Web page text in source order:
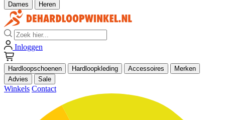
Dames Heren
Zoek
Inloggen
Hardloopschoenen Hardloopkleding Accessoires
Merken
Advies
Sale
Winkels Contact